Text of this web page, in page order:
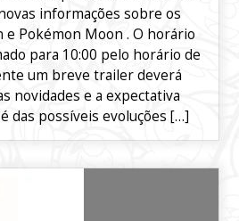
informações sobre os
e Pokémon Moon . O horário
para 10:00 pelo horário de
um breve trailer deverá
novidades e a expectativa
das possíveis evoluções […]